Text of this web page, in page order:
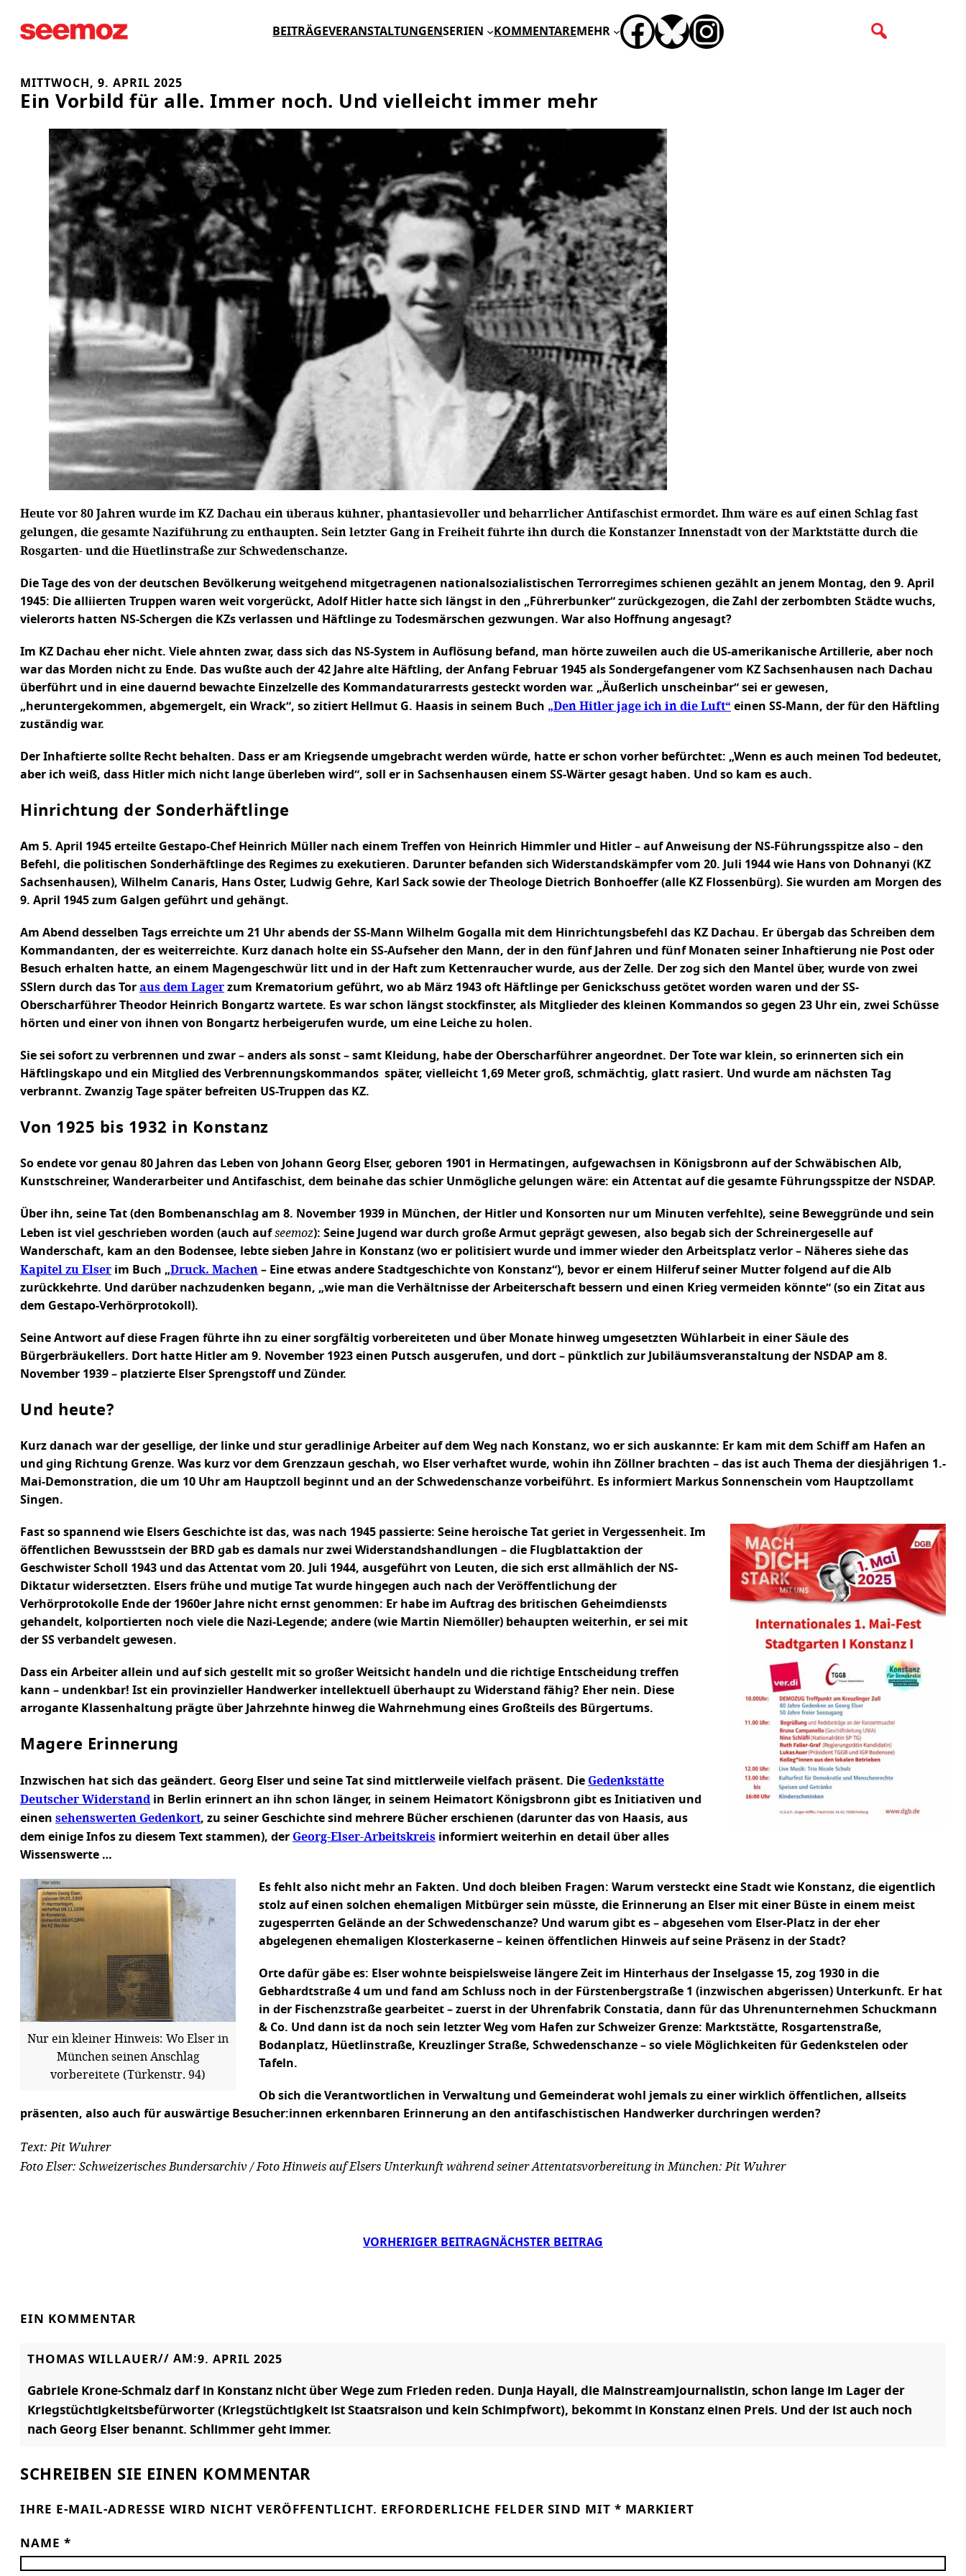
Inhalt
BEITRÄGEVERANSTALTUNGENSERIEN KOMMENTARE MEHR FACEBOOK
BLUESKYINSTAGRAM
MITTWOCH, 9. APRIL 2025
Ein Vorbild für alle. Immer noch. Und vielleicht immer mehr
Heute vor 80 Jahren wurde im KZ Dachau ein überaus kühner, phantasievoller und beharrlicher Antifaschist ermordet. Ihm wäre es auf einen Schlag fast
gelungen, die gesamte Naziführung zu enthaupten. Sein letzter Gang in Freiheit führte ihn durch die Konstanzer Innenstadt von der Marktstätte durch die
Rosgarten- und die Hüetlinstraße zur Schwedenschanze.
Die Tage des von der deutschen Bevölkerung weitgehend mitgetragenen nationalsozialistischen Terrorregimes schienen gezählt an jenem Montag, den 9. April
1945: Die alliierten Truppen waren weit vorgerückt, Adolf Hitler hatte sich längst in den „Führerbunker“ zurückgezogen, die Zahl der zerbombten Städte wuchs,
vielerorts hatten NS-Schergen die KZs verlassen und Häftlinge zu Todesmärschen gezwungen. War also Hoffnung angesagt?
Im KZ Dachau eher nicht. Viele ahnten zwar, dass sich das NS-System in Auflösung befand, man hörte zuweilen auch die US-amerikanische Artillerie, aber noch
war das Morden nicht zu Ende. Das wußte auch der 42 Jahre alte Häftling, der Anfang Februar 1945 als Sondergefangener vom KZ Sachsenhausen nach Dachau
überführt und in eine dauernd bewachte Einzelzelle des Kommandaturarrests gesteckt worden war. „Äußerlich unscheinbar“ sei er gewesen,
„heruntergekommen, abgemergelt, ein Wrack“, so zitiert Hellmut G. Haasis in seinem Buch „Den Hitler jage ich in die Luft“ einen SS-Mann, der für den Häftling
zuständig war.
Der Inhaftierte sollte Recht behalten. Dass er am Kriegsende umgebracht werden würde, hatte er schon vorher befürchtet: „Wenn es auch meinen Tod bedeutet,
aber ich weiß, dass Hitler mich nicht lange überleben wird“, soll er in Sachsenhausen einem SS-Wärter gesagt haben. Und so kam es auch.
Hinrichtung der Sonderhäftlinge
Am 5. April 1945 erteilte Gestapo-Chef Heinrich Müller nach einem Treffen von Heinrich Himmler und Hitler – auf Anweisung der NS-Führungsspitze also – den
Befehl, die politischen Sonderhäftlinge des Regimes zu exekutieren. Darunter befanden sich Widerstandskämpfer vom 20. Juli 1944 wie Hans von Dohnanyi (KZ
Sachsenhausen), Wilhelm Canaris, Hans Oster, Ludwig Gehre, Karl Sack sowie der Theologe Dietrich Bonhoeffer (alle KZ Flossenbürg). Sie wurden am Morgen des
9. April 1945 zum Galgen geführt und gehängt.
Am Abend desselben Tags erreichte um 21 Uhr abends der SS-Mann Wilhelm Gogalla mit dem Hinrichtungsbefehl das KZ Dachau. Er übergab das Schreiben dem
Kommandanten, der es weiterreichte. Kurz danach holte ein SS-Aufseher den Mann, der in den fünf Jahren und fünf Monaten seiner Inhaftierung nie Post oder
Besuch erhalten hatte, an einem Magengeschwür litt und in der Haft zum Kettenraucher wurde, aus der Zelle. Der zog sich den Mantel über, wurde von zwei
SSlern durch das Tor aus dem Lager zum Krematorium geführt, wo ab März 1943 oft Häftlinge per Genickschuss getötet worden waren und der SS-
Oberscharführer Theodor Heinrich Bongartz wartete. Es war schon längst stockfinster, als Mitglieder des kleinen Kommandos so gegen 23 Uhr ein, zwei Schüsse
hörten und einer von ihnen von Bongartz herbeigerufen wurde, um eine Leiche zu holen.
Sie sei sofort zu verbrennen und zwar – anders als sonst – samt Kleidung, habe der Oberscharführer angeordnet. Der Tote war klein, so erinnerten sich ein
Häftlingskapo und ein Mitglied des Verbrennungskommandos später, vielleicht 1,69 Meter groß, schmächtig, glatt rasiert. Und wurde am nächsten Tag
verbrannt. Zwanzig Tage später befreiten US-Truppen das KZ.
Von 1925 bis 1932 in Konstanz
So endete vor genau 80 Jahren das Leben von Johann Georg Elser, geboren 1901 in Hermatingen, aufgewachsen in Königsbronn auf der Schwäbischen Alb,
Kunstschreiner, Wanderarbeiter und Antifaschist, dem beinahe das schier Unmögliche gelungen wäre: ein Attentat auf die gesamte Führungsspitze der NSDAP.
Über ihn, seine Tat (den Bombenanschlag am 8. November 1939 in München, der Hitler und Konsorten nur um Minuten verfehlte), seine Beweggründe und sein
Leben ist viel geschrieben worden (auch aufseemoz): Seine Jugend war durch große Armut geprägt gewesen, also begab sich der Schreinergeselle auf
Wanderschaft, kam an den Bodensee, lebte sieben Jahre in Konstanz (wo er politisiert wurde und immer wieder den Arbeitsplatz verlor – Näheres siehe das
Kapitel zu Elser im Buch „Druck. Machen – Eine etwas andere Stadtgeschichte von Konstanz“), bevor er einem Hilferuf seiner Mutter folgend auf die Alb
zurückkehrte. Und darüber nachzudenken begann, „wie man die Verhältnisse der Arbeiterschaft bessern und einen Krieg vermeiden könnte“ (so ein Zitat aus
dem Gestapo-Verhörprotokoll).
Seine Antwort auf diese Fragen führte ihn zu einer sorgfältig vorbereiteten und über Monate hinweg umgesetzten Wühlarbeit in einer Säule des
Bürgerbräukellers. Dort hatte Hitler am 9. November 1923 einen Putsch ausgerufen, und dort – pünktlich zur Jubiläumsveranstaltung der NSDAP am 8.
November 1939 – platzierte Elser Sprengstoff und Zünder.
Und heute?
Kurz danach war der gesellige, der linke und stur geradlinige Arbeiter auf dem Weg nach Konstanz, wo er sich auskannte: Er kam mit dem Schiff am Hafen an
und ging Richtung Grenze. Was kurz vor dem Grenzzaun geschah, wo Elser verhaftet wurde, wohin ihn Zöllner brachten – das ist auch Thema der diesjährigen 1.-
Mai-Demonstration, die um 10 Uhr am Hauptzoll beginnt und an der Schwedenschanze vorbeiführt. Es informiert Markus Sonnenschein vom Hauptzollamt
Singen.
Fast so spannend wie Elsers Geschichte ist das, was nach 1945 passierte: Seine heroische Tat geriet in Vergessenheit. Im
öffentlichen Bewusstsein der BRD gab es damals nur zwei Widerstandshandlungen – die Flugblattaktion der
Geschwister Scholl 1943 und das Attentat vom 20. Juli 1944, ausgeführt von Leuten, die sich erst allmählich der NS-
Diktatur widersetzten. Elsers frühe und mutige Tat wurde hingegen auch nach der Veröffentlichung der
Verhörprotokolle Ende der 1960er Jahre nicht ernst genommen: Er habe im Auftrag des britischen Geheimdiensts
gehandelt, kolportierten noch viele die Nazi-Legende; andere (wie Martin Niemöller) behaupten weiterhin, er sei mit
der SS verbandelt gewesen.
Dass ein Arbeiter allein und auf sich gestellt mit so großer Weitsicht handeln und die richtige Entscheidung treffen
kann – undenkbar! Ist ein provinzieller Handwerker intellektuell überhaupt zu Widerstand fähig? Eher nein. Diese
arrogante Klassenhaltung prägte über Jahrzehnte hinweg die Wahrnehmung eines Großteils des Bürgertums.
Magere Erinnerung
Inzwischen hat sich das geändert. Georg Elser und seine Tat sind mittlerweile vielfach präsent. Die Gedenkstätte
Deutscher Widerstandin Berlin erinnert an ihn schon länger, in seinem Heimatort Königsbronn gibt es Initiativen und
einen sehenswerten Gedenkort, zu seiner Geschichte sind mehrere Bücher erschienen (darunter das von Haasis, aus
dem einige Infos zu diesem Text stammen), der Georg-Elser-Arbeitskreis informiert weiterhin en detail über alles
Wissenswerte …
Nur ein kleiner Hinweis: Wo Elser in
München seinen Anschlag
vorbereitete (Türkenstr. 94)
Es fehlt also nicht mehr an Fakten. Und doch bleiben Fragen: Warum versteckt eine Stadt wie Konstanz, die eigentlich
stolz auf einen solchen ehemaligen Mitbürger sein müsste, die Erinnerung an Elser mit einer Büste in einem meist
zugesperrten Gelände an der Schwedenschanze? Und warum gibt es – abgesehen vom Elser-Platz in der eher
abgelegenen ehemaligen Klosterkaserne – keinen öffentlichen Hinweis auf seine Präsenz in der Stadt?
Orte dafür gäbe es: Elser wohnte beispielsweise längere Zeit im Hinterhaus der Inselgasse 15, zog 1930 in die
Gebhardtstraße 4 um und fand am Schluss noch in der Fürstenbergstraße 1 (inzwischen abgerissen) Unterkunft. Er hat
in der Fischenzstraße gearbeitet – zuerst in der Uhrenfabrik Constatia, dann für das Uhrenunternehmen Schuckmann
& Co. Und dann ist da noch sein letzter Weg vom Hafen zur Schweizer Grenze: Marktstätte, Rosgartenstraße,
Bodanplatz, Hüetlinstraße, Kreuzlinger Straße, Schwedenschanze – so viele Möglichkeiten für Gedenkstelen oder
Tafeln.
Ob sich die Verantwortlichen in Verwaltung und Gemeinderat wohl jemals zu einer wirklich öffentlichen, allseits
präsenten, also auch für auswärtige Besucher:innen erkennbaren Erinnerung an den antifaschistischen Handwerker durchringen werden?
Text: Pit Wuhrer
Foto Elser: Schweizerisches Bundersarchiv / Foto Hinweis auf Elsers Unterkunft während seiner Attentatsvorbereitung in München: Pit Wuhrer
VORHERIGER BEITRAG NÄCHSTER BEITRAG
EIN KOMMENTAR
THOMAS WILLAUER// AM:9. APRIL 2025
Gabriele Krone-Schmalz darf in Konstanz nicht über Wege zum Frieden reden. Dunja Hayali, die Mainstreamjournalistin, schon lange im Lager der
Kriegstüchtigkeitsbefürworter (Kriegstüchtigkeit ist Staatsraison und kein Schimpfwort), bekommt in Konstanz einen Preis. Und der ist auch noch
nach Georg Elser benannt. Schlimmer geht immer.
SCHREIBEN SIE EINEN KOMMENTAR
IHRE E-MAIL-ADRESSE WIRD NICHT VERÖFFENTLICHT. ERFORDERLICHE FELDER SIND MIT * MARKIERT
NAME *